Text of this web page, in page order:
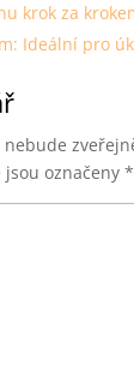
krok za
Ideální pro
nebude
označeny *